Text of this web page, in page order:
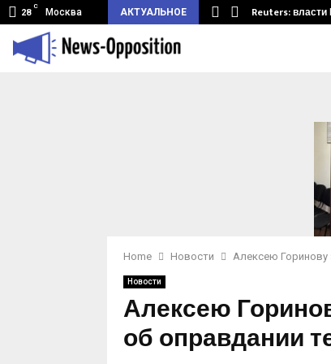
28
C
Москва АКТУАЛЬНОЕ
туннель из Беларуси.… Reuters:
Home Новости Алексею Горинову
Новости
Алексею
об оправдании